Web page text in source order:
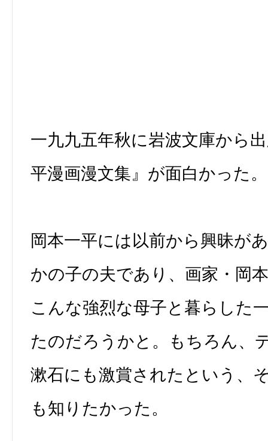
一九九五年秋に岩波文庫から
平漫画漫文集』が面白かった。
岡本一平には以前から興昧が
かの子の夫であり、画家・岡
こんな強烈な母子と暮らした
たのだろうかと。もちろん、
漱石にも激賞されたという、
も知りたかった。